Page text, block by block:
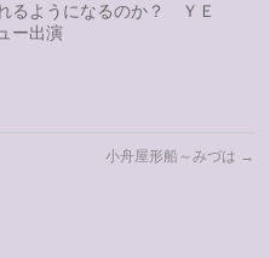
るようになるのか？ ＹＥ
ー出演
小舟屋形船～みづは →